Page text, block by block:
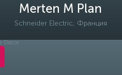
Merten M Plan
Schneider Electric, Франция